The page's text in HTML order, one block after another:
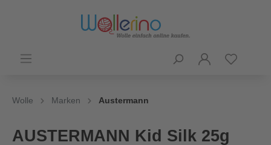
Wolle Marken Austermann
AUSTERMANN Kid Silk 25g